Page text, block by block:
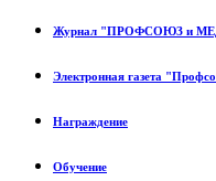
Журнал "ПРОФСОЮЗ и
Электронная газета
Награждение
Обучение